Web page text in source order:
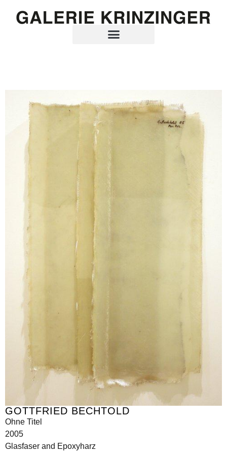
GOTTFRIED BECHTOLD
Ohne Titel
2005
Glasfaser and Epoxyharz